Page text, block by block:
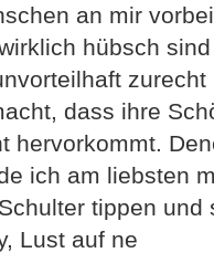
an mir
hübsch
zurecht
dass ihre
hervorkommt.
ich am liebsten
tippen und
Lust auf ne